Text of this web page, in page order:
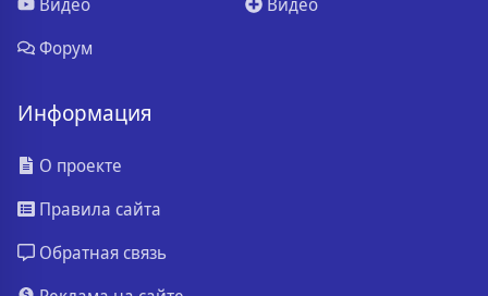
Форум
Информация
О проекте
Правила сайта
Обратная связь